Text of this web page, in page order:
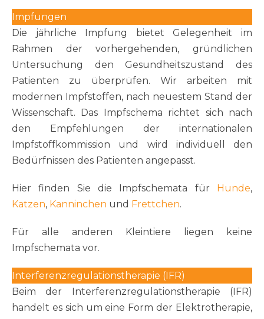
Impfungen
Die jährliche Impfung bietet Gelegenheit im
Rahmen der vorhergehenden, gründlichen
Untersuchung den Gesundheitszustand des
Patienten zu überprüfen. Wir arbeiten mit
modernen Impfstoffen, nach neuestem Stand der
Wissenschaft. Das Impfschema richtet sich nach
den Empfehlungen der internationalen
Impfstoffkommission und wird individuell den
Bedürfnissen des Patienten angepasst.
Hier finden Sie die Impfschemata für Hunde,
Katzen, Kanninchen und Frettchen.
Für alle anderen Kleintiere liegen keine
Impfschemata vor.
Interferenzregulationstherapie (IFR)
Beim der Interferenzregulationstherapie (IFR)
handelt es sich um eine Form der Elektrotherapie,